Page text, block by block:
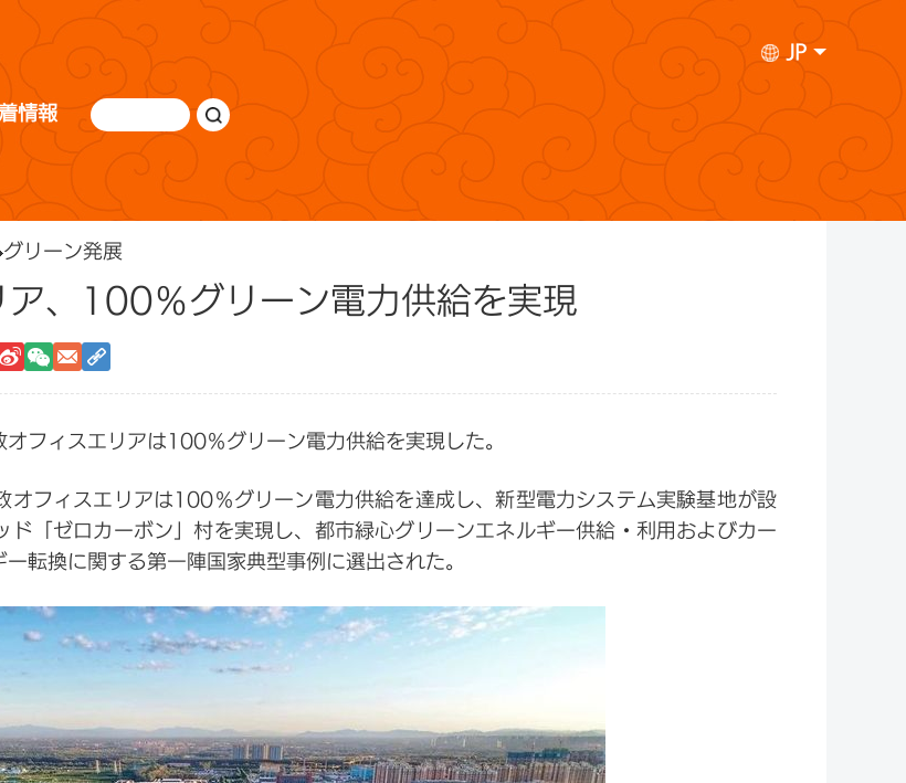
JP
情報
グリーン発展
、100％グリーン電力供給を実現
フィスエリアは100％グリーン電力供給を実現した。
フィスエリアは100％グリーン電力供給を達成し、新型電力システム実験基地が設
「ゼロカーボン」村を実現し、都市緑心グリーンエネルギー供給・利用およびカー
転換に関する第一陣国家典型事例に選出された。